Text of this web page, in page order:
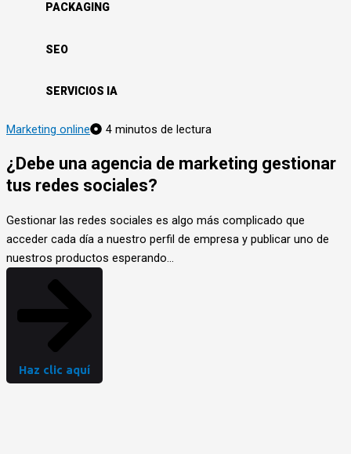
PACKAGING
SEO
SERVICIOS IA
Marketing online 4 minutos de lectura
¿Debe una agencia de marketing gestionar
tus redes sociales?
Gestionar las redes sociales es algo más complicado que
acceder cada día a nuestro perfil de empresa y publicar uno de
nuestros productos esperando…
Haz clic aquí